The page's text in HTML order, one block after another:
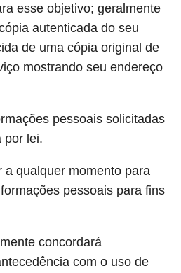
esse objetivo; geralmente
autenticada do seu
de uma cópia original de
mostrando seu endereço
pessoais solicitadas
por lei.
a qualquer momento para
pessoais para fins
concordará
com o uso de